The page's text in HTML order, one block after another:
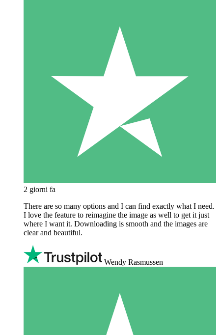
2 giorni fa
There are so many options and I can find exactly what I need.
I love the feature to reimagine the image as well to get it just
where I want it. Downloading is smooth and the images are
clear and beautiful.
Wendy Rasmussen